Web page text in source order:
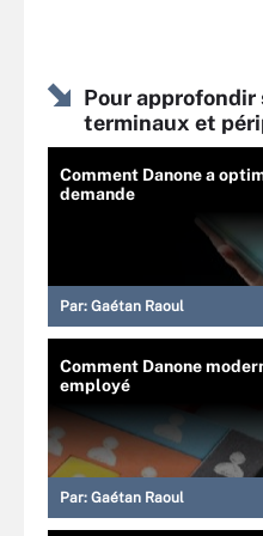
Pour approfondir
terminaux et
Comment Danone a
demande
Par: Gaétan Raoul
Comment Danone
employé
Par: Gaétan Raoul